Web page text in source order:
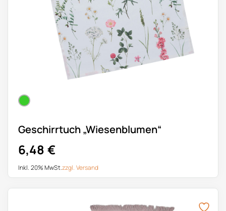
Geschirrtuch „Wiesenblumen“
6,48 €
Inkl. 20% MwSt.zzgl. Versand
Dieses Produkt weist mehrere Varianten auf. Die Optionen